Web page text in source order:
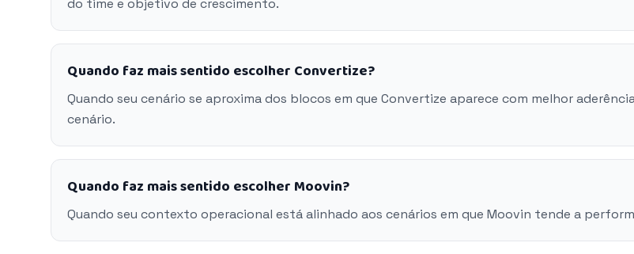
do time e objetivo de crescimento.
Quando faz mais sentido escolher Convertize?
Quando seu cenário se aproxima dos blocos em que Convertize aparece com melhor
cenário.
Quando faz mais sentido escolher Moovin?
Quando seu contexto operacional está alinhado aos cenários em que Moovin tende a